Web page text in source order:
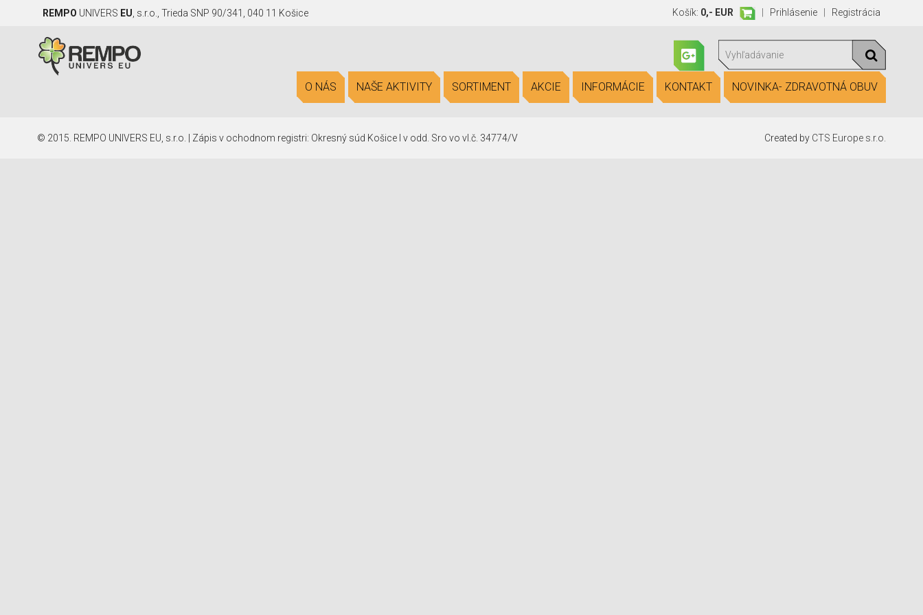
REMPO UNIVERS EU , s.r.o., Trieda SNP 90/341, 040 11 Košice Košík: 0,- EUR Prihlásenie Registrácia
O NÁS NAŠE AKTIVITY SORTIMENT AKCIE INFORMÁCIE KONTAKT NOVINKA- ZDRAVOTNÁ OBUV
© 2015. REMPO UNIVERS EU, s.r.o. | Zápis v ochodnom registri: Okresný súd Košice I v odd. Sro vo vl.č. 34774/V Created by CTS Europe s.r.o.